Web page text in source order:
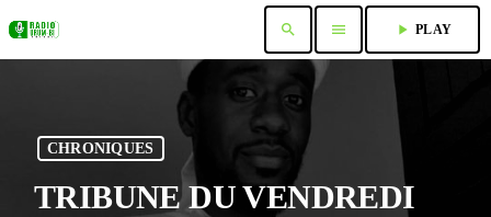
search menu play_arrow PLAY
CHRONIQUES
TRIBUNE DU VENDREDI